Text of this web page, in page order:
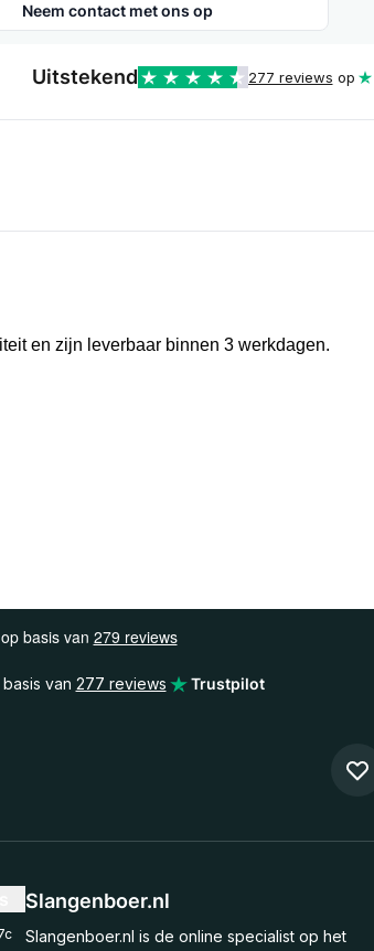
Neem contact met ons op
Uitstekend 277 reviews op
en zijn leverbaar binnen 3 werkdagen.
van 277 reviews Trustpilot
Slangenboer.nl
Slangenboer.nl is de online specialist op het